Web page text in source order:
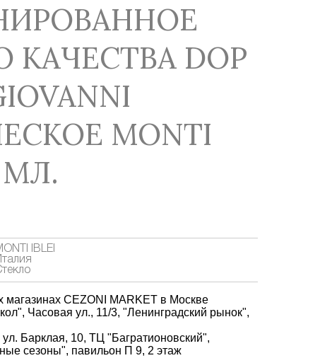
DOP
MONTI
МЛ.
IBLEI
магазинах CEZONI MARKET в Москве
Часовая ул., 11/3, "Ленинградский рынок",
Барклая, 10, ТЦ "Багратионовский",
сезоны", павильон П 9, 2 этаж